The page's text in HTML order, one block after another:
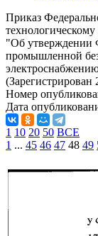
Приказ
"Об утверждении
промышленной
Номер
Дата
1 10 20 50 ВСЕ
1 ... 45 46 47 48 49